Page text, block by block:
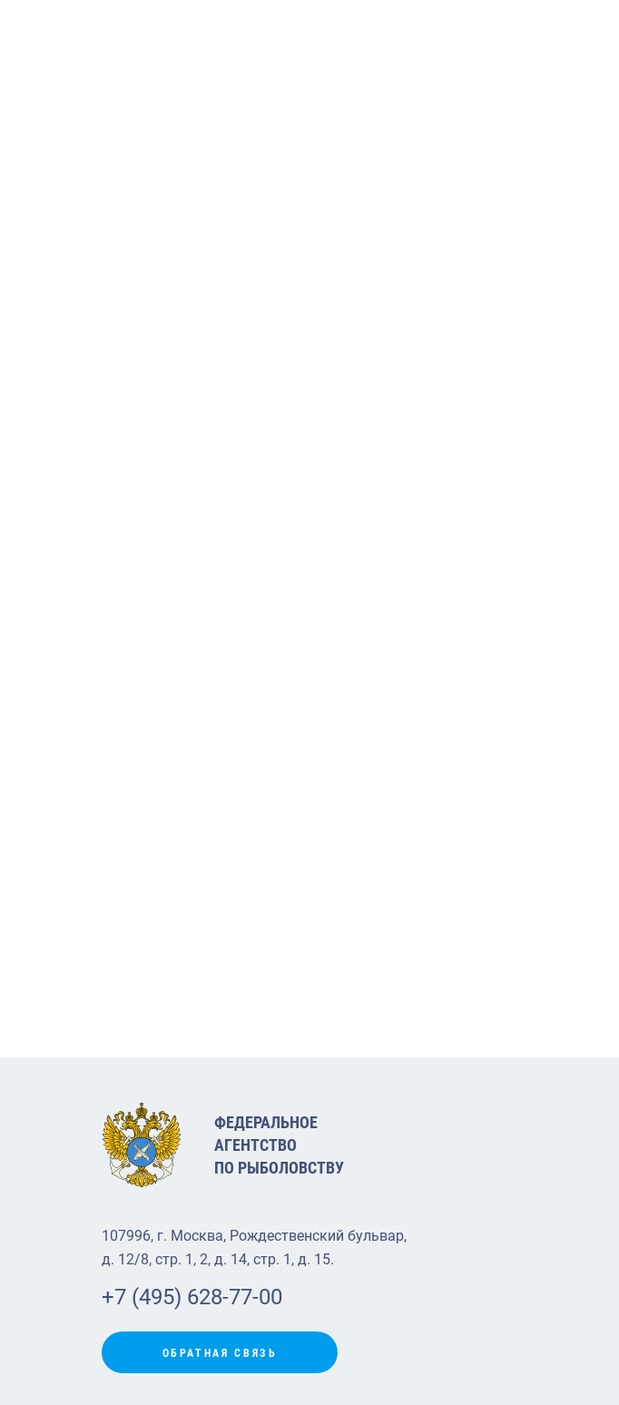
ФЕДЕРАЛЬНОЕ
АГЕНТСТВО
ПО РЫБОЛОВСТВУ
107996, г. Москва, Рождественский бульвар,
д. 12/8, стр. 1, 2, д. 14, стр. 1, д. 15.
+7 (495) 628-77-00
ОБРАТНАЯ СВЯЗЬ